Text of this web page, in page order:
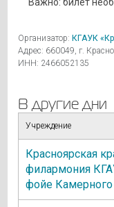
Организатор: КГАУК
Адрес: 660049, г.
ИНН: 2466052135
В другие дни
Учреждение
Красноярская
филармония
фойе Камерного